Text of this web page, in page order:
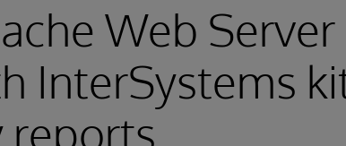
Web Server
InterSystems
reports